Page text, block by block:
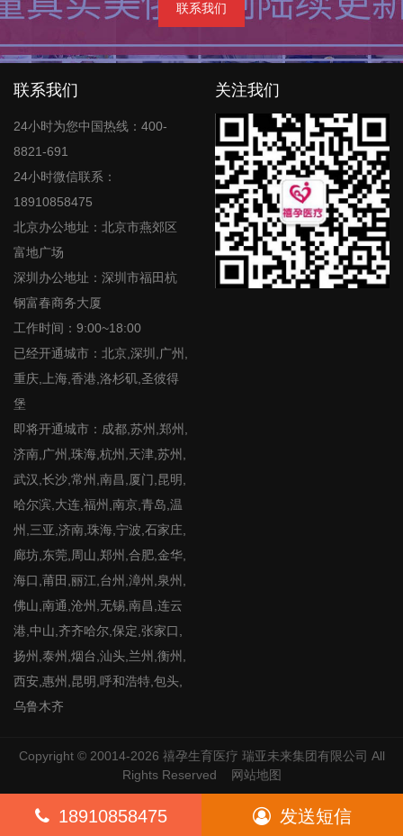
联系我们
联系我们
24小时为您中国热线：400-
8821-691
24小时微信联系：
18910858475
北京办公地址：北京市燕郊区
富地广场
深圳办公地址：深圳市福田杭
钢富春商务大厦
工作时间：9:00~18:00
已经开通城市：北京,深圳,广州,
重庆,上海,香港,洛杉矶,圣彼得
堡
即将开通城市：成都,苏州,郑州,
济南,广州,珠海,杭州,天津,苏州,
武汉,长沙,常州,南昌,厦门,昆明,
哈尔滨,大连,福州,南京,青岛,温
州,三亚,济南,珠海,宁波,石家庄,
廊坊,东莞,周山,郑州,合肥,金华,
海口,莆田,丽江,台州,漳州,泉州,
佛山,南通,沧州,无锡,南昌,连云
港,中山,齐齐哈尔,保定,张家口,
扬州,泰州,烟台,汕头,兰州,衡州,
西安,惠州,昆明,呼和浩特,包头,
乌鲁木齐
关注我们
Copyright © 20014-2026 禧孕生育医疗 瑞亚未来集团有限公司 All
Rights Reserved
网站地图
18910858475 发送短信